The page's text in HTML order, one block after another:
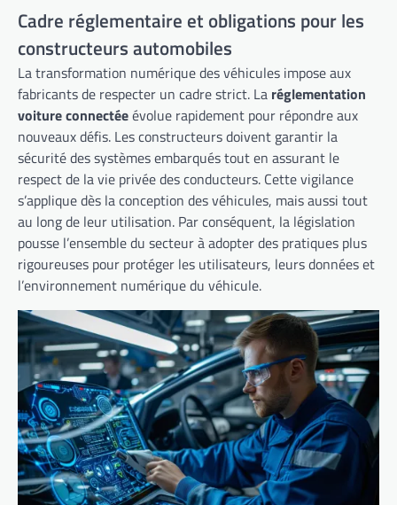
Cadre réglementaire et obligations pour les
constructeurs automobiles
La transformation numérique des véhicules impose aux
fabricants de respecter un cadre strict. La réglementation
voiture connectéeévolue rapidement pour répondre aux
nouveaux défis. Les constructeurs doivent garantir la
sécurité des systèmes embarqués tout en assurant le
respect de la vie privée des conducteurs. Cette vigilance
s’applique dès la conception des véhicules, mais aussi tout
au long de leur utilisation. Par conséquent, la législation
pousse l’ensemble du secteur à adopter des pratiques plus
rigoureuses pour protéger les utilisateurs, leurs données et
l’environnement numérique du véhicule.